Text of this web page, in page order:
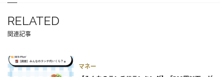
RELATED
関連記事
マネー